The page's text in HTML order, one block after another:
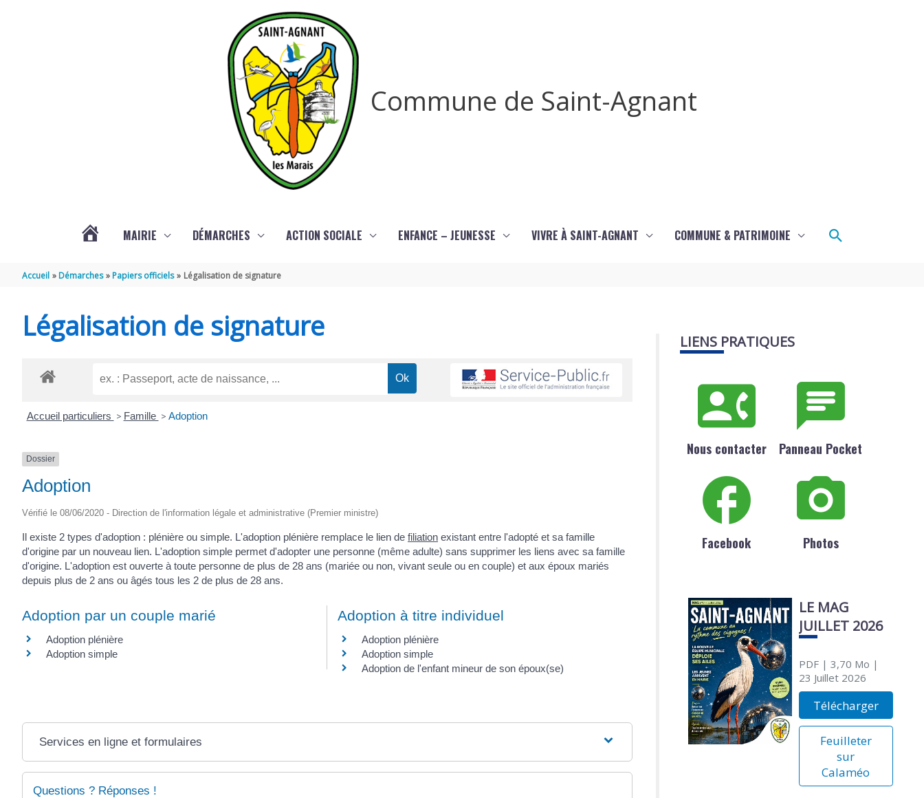
Commune de Saint-Agnant
MAIRIE DÉMARCHES ACTION SOCIALE ENFANCE – JEUNESSE VIVRE À SAINT-AGNANT COMMUNE & PATRIMOINE Rechercher
Accueil Démarches Papiers officiels Légalisation de signature
Légalisation de signature
Accueil particuliers > Famille > Adoption
Dossier
Adoption
Vérifié le 08/06/2020 - Direction de l'information légale et administrative (Premier ministre)
Il existe 2 types d'adoption : plénière ou simple. L'adoption plénière remplace le lien de filiation existant entre l'adopté et sa famille
d'origine par un nouveau lien. L'adoption simple permet d'adopter une personne (même adulte) sans supprimer les liens avec sa famille
d'origine. L'adoption est ouverte à toute personne de plus de 28 ans (mariée ou non, vivant seule ou en couple) et aux époux mariés
depuis plus de 2 ans ou âgés tous les 2 de plus de 28 ans.
Adoption par un couple marié
Adoption plénière
Adoption simple
Adoption à titre individuel
Adoption plénière
Adoption simple
Adoption de l'enfant mineur de son époux(se)
Services en ligne et formulaires
Questions ? Réponses !
LIENS PRATIQUES
Nous contacter Panneau Pocket
Facebook Photos
LE MAG
JUILLET 2026
PDF| 3,70 Mo |
23 Juillet 2026
Télécharger
Feuilleter
sur
Calaméo